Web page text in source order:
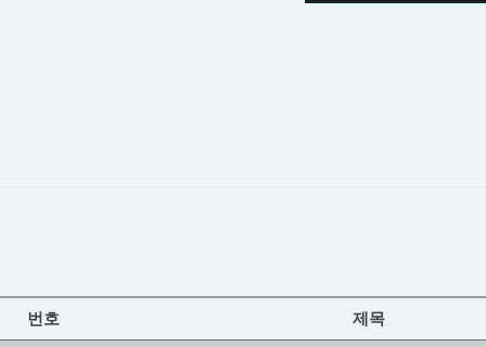
번호 제목